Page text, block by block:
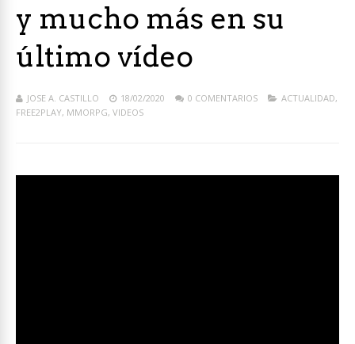
y mucho más en su
último vídeo
JOSE A. CASTILLO 18/02/2020 0 COMENTARIOS ACTUALIDAD,
FREE2PLAY, MMORPG, VIDEOS